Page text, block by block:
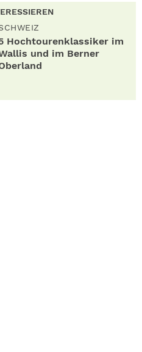
Hochtourenklassiker im
und im Berner